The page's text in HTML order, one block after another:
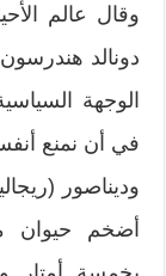
وقال عالم
دونالد
الوجهة
في أن نمنع
وديناصور
أضخم حيوان